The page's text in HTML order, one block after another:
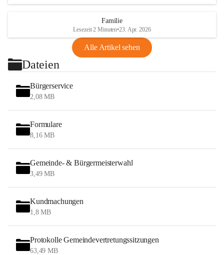
Familie
Lesezeit 2 Minuten•23. Apr. 2026
Alle Artikel sehen
Dateien
Bürgerservice
2,08 MB
Formulare
8,16 MB
Gemeinde- & Bürgermeisterwahl
3,49 MB
Kundmachungen
1,8 MB
Protokolle Gemeindevertretungssitzungen
63,49 MB